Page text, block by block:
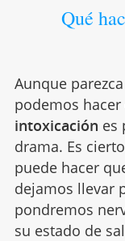
Qué
Aunque
podemos
intoxicación es
drama. Es
puede hacer
dejamos llevar
pondremos
su estado de